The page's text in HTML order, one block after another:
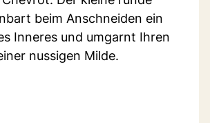
beim Anschneiden ein
Inneres und umgarnt Ihren
nussigen Milde.